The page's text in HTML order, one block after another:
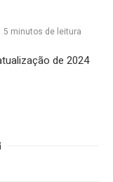
5 minutos de leitura
de 2024